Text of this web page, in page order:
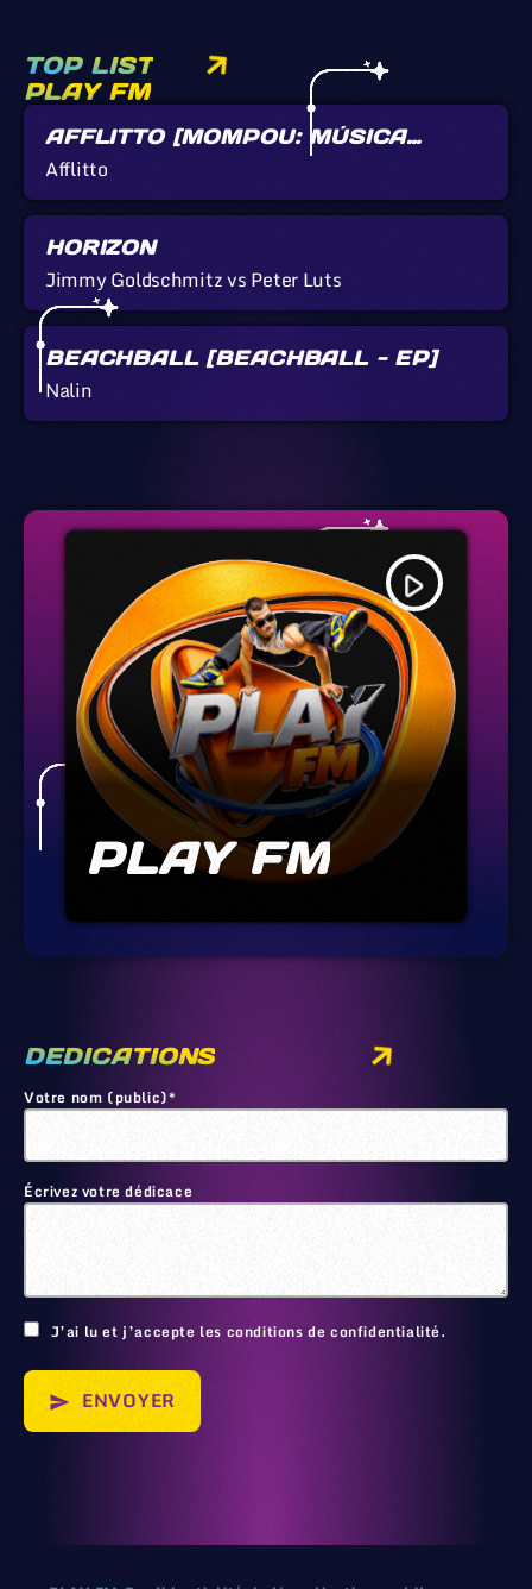
TOP LIST
PLAY FM
AFFLITTO [MOMPOU: MÚSICA
CALLADA]
Afflitto
HORIZON
Jimmy Goldschmitz vs Peter Luts
BEACHBALL [BEACHBALL - EP]
Nalin
play_arrow
PLAY FM
DEDICATIONS
Votre nom (public)*
Écrivez votre dédicace
J’ai lu et j’accepte les conditions de confidentialité.
send ENVOYER